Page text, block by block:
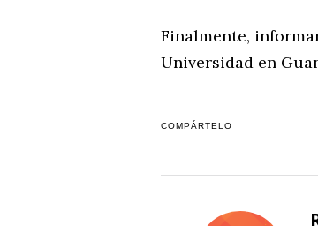
Finalmente,
Universidad en
COMPÁRTELO